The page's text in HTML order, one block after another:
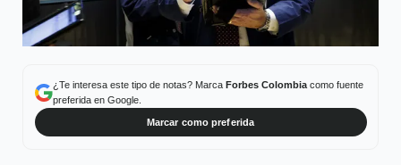
¿Te interesa este tipo de notas? Marca Forbes Colombiacomo fuente
preferida en Google.
Marcar como preferida